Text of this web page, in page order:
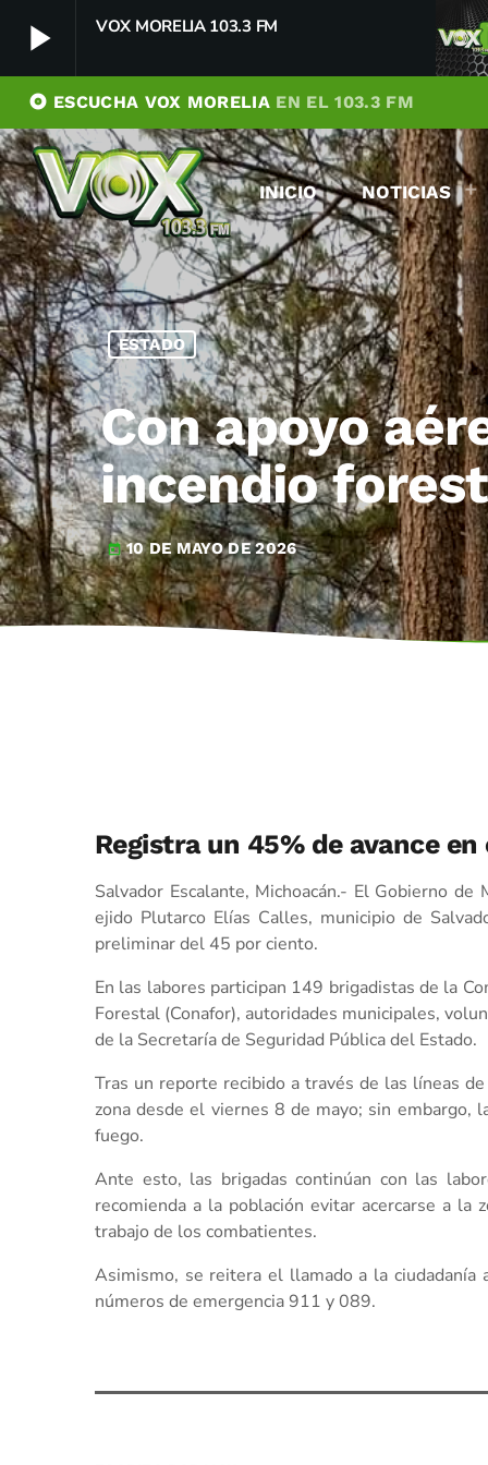
play_arrow VOX MORELIA 103.3 FM
play_arrow VOX MORELIA 103.3 FM
Player Debug
pushFeed = INITIALIZE1786097661074
[object Object]
newFeedReading = REITERATE - 1786097661075
newFeedReading = REITERATE - 1786097661137
album ESCUCHA VOX MORELIA EN EL 103.3 FM
INICIO NOTICIAS
ESTADO
Con apoyo
incendio
today 10 DE MAYO DE 2026
Registra un 45% de avance
Salvador Escalante, Michoacán.- El Gobierno
ejido Plutarco Elías Calles, municipio de
preliminar del 45 por ciento.
En las labores participan 149 brigadistas de la
Forestal (Conafor), autoridades municipales,
de la Secretaría de Seguridad Pública del Estado.
Tras un reporte recibido a través de las líneas
zona desde el viernes 8 de mayo; sin embargo,
fuego.
Ante esto, las brigadas continúan con las
recomienda a la población evitar acercarse a
trabajo de los combatientes.
Asimismo, se reitera el llamado a la
números de emergencia 911 y 089.